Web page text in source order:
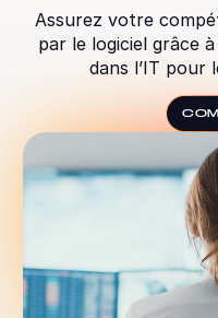
Assurez votre
par le logiciel grâce
dans l’IT pour